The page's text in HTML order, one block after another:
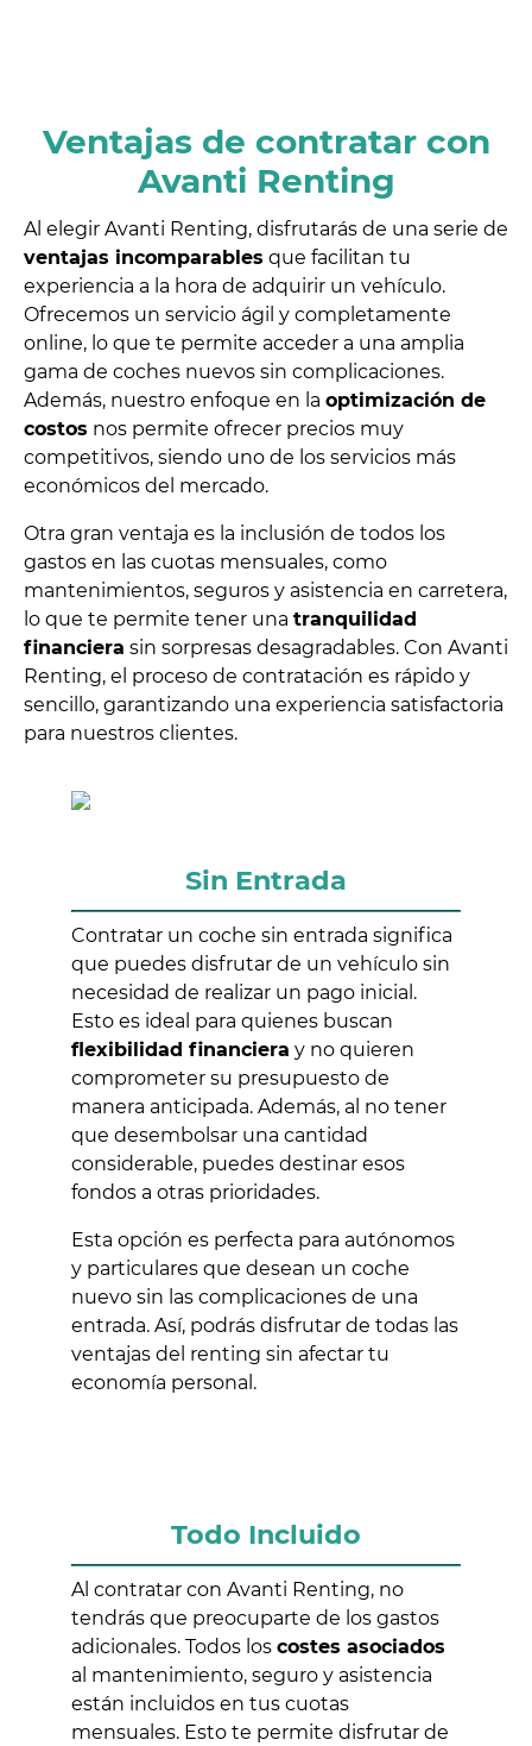
Ventajas de contratar con
Avanti Renting
Al elegir Avanti Renting, disfrutarás de una serie de
ventajas incomparables que facilitan tu
experiencia a la hora de adquirir un vehículo.
Ofrecemos un servicio ágil y completamente
online, lo que te permite acceder a una amplia
gama de coches nuevos sin complicaciones.
Además, nuestro enfoque en la optimización de
costos nos permite ofrecer precios muy
competitivos, siendo uno de los servicios más
económicos del mercado.
Otra gran ventaja es la inclusión de todos los
gastos en las cuotas mensuales, como
mantenimientos, seguros y asistencia en carretera,
lo que te permite tener una tranquilidad
financiera sin sorpresas desagradables. Con Avanti
Renting, el proceso de contratación es rápido y
sencillo, garantizando una experiencia satisfactoria
para nuestros clientes.
Sin Entrada
Contratar un coche sin entrada significa
que puedes disfrutar de un vehículo sin
necesidad de realizar un pago inicial.
Esto es ideal para quienes buscan
flexibilidad financiera y no quieren
comprometer su presupuesto de
manera anticipada. Además, al no tener
que desembolsar una cantidad
considerable, puedes destinar esos
fondos a otras prioridades.
Esta opción es perfecta para autónomos
y particulares que desean un coche
nuevo sin las complicaciones de una
entrada. Así, podrás disfrutar de todas las
ventajas del renting sin afectar tu
economía personal.
Todo Incluido
Al contratar con Avanti Renting, no
tendrás que preocuparte de los gastos
adicionales. Todos los costes asociados
al mantenimiento, seguro y asistencia
están incluidos en tus cuotas
mensuales. Esto te permite disfrutar de